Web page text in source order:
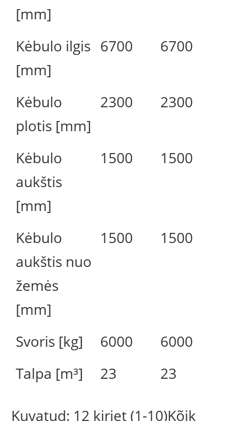
[mm]
Kėbulo ilgis
[mm]
6700 6700
Kėbulo
plotis [mm]
2300 2300
Kėbulo
aukštis
[mm]
1500 1500
Kėbulo
aukštis nuo
žemės
[mm]
1500 1500
Svoris [kg] 6000
6000
Talpa [m³]
23 23
Kuvatud: 12 kirjet (1-10)Kõik